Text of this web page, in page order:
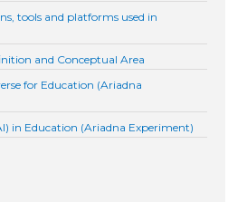
tools and platforms used in
and Conceptual Area
for Education (Ariadna
in Education (Ariadna Experiment)